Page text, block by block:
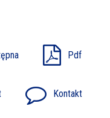
Pdf
Kontakt